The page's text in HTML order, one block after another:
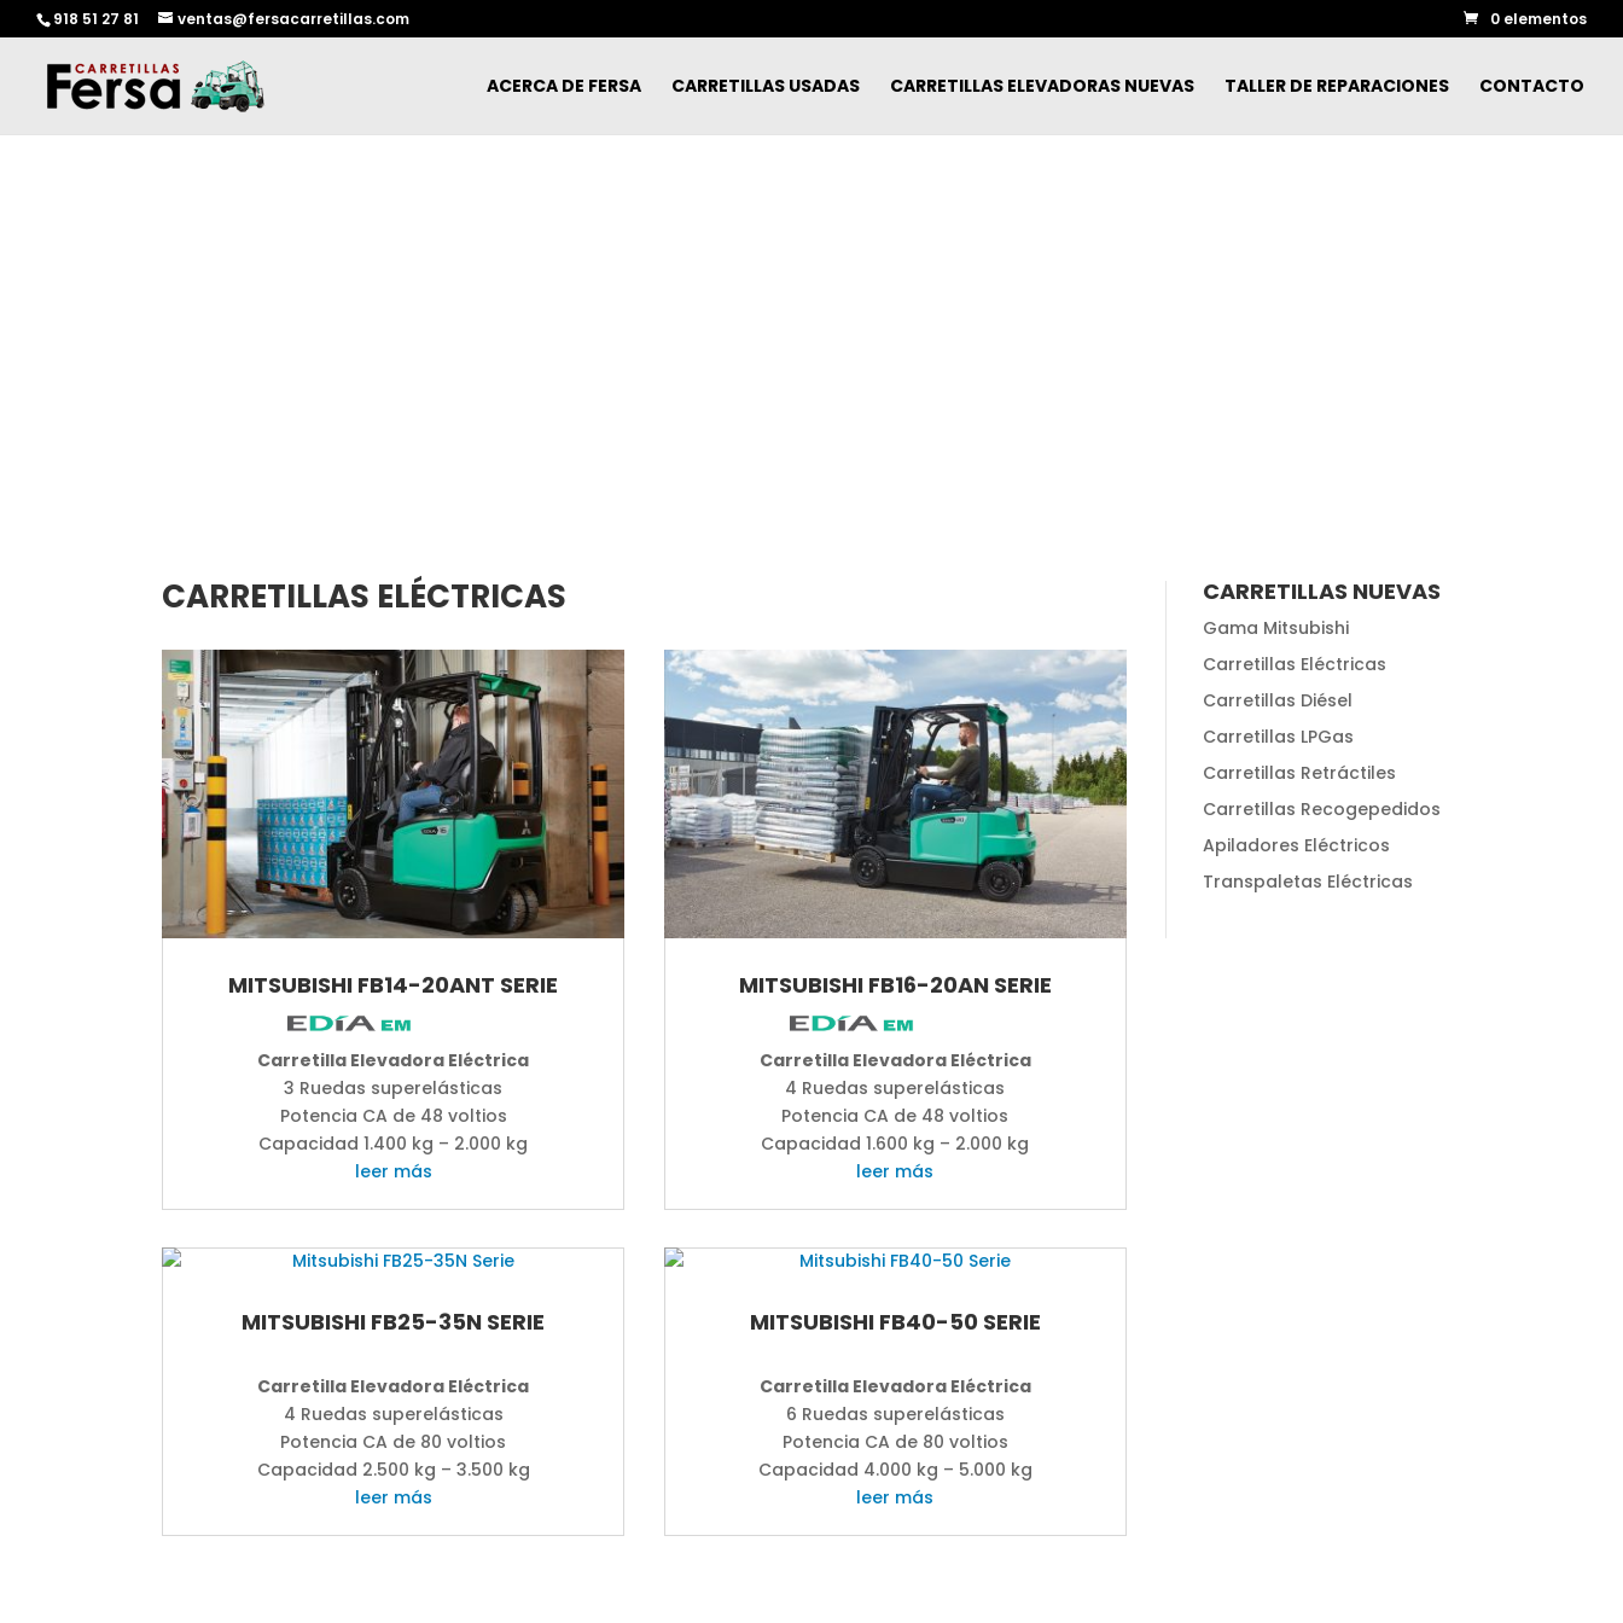
918 51 27 81 ventas@fersacarretillas.com 0 elementos
ACERCA DE FERSA CARRETILLAS USADAS CARRETILLAS ELEVADORAS NUEVAS TALLER DE REPARACIONES CONTACTO
CARRETILLAS ELÉCTRICAS
MITSUBISHI FB14-20ANT SERIE
Carretilla Elevadora Eléctrica
3 Ruedas superelásticas
Potencia CA de 48 voltios
Capacidad 1.400 kg – 2.000 kg
leer más
MITSUBISHI FB25-35N SERIE
Carretilla Elevadora Eléctrica
4 Ruedas superelásticas
Potencia CA de 80 voltios
Capacidad 2.500 kg – 3.500 kg
leer más
MITSUBISHI FB16-20AN SERIE
Carretilla Elevadora Eléctrica
4 Ruedas superelásticas
Potencia CA de 48 voltios
Capacidad 1.600 kg – 2.000 kg
leer más
MITSUBISHI FB40-50 SERIE
Carretilla Elevadora Eléctrica
6 Ruedas superelásticas
Potencia CA de 80 voltios
Capacidad 4.000 kg – 5.000 kg
leer más
CARRETILLAS NUEVAS
Gama Mitsubishi
Carretillas Eléctricas
Carretillas Diésel
Carretillas LPGas
Carretillas Retráctiles
Carretillas Recogepedidos
Apiladores Eléctricos
Transpaletas Eléctricas